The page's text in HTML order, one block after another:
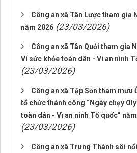
Công an xã Tân Lược tham gia
năm 2026 (23/03/2026)
Công an xã Tân Quới tham gia
Vì sức khỏe toàn dân - Vì an ninh
(23/03/2026)
Công an xã Tập Sơn tham mưu
tổ chức thành công “Ngày chạy
toàn dân - Vì an ninh Tổ quốc”
(23/03/2026)
Công an xã Trung Thành sôi